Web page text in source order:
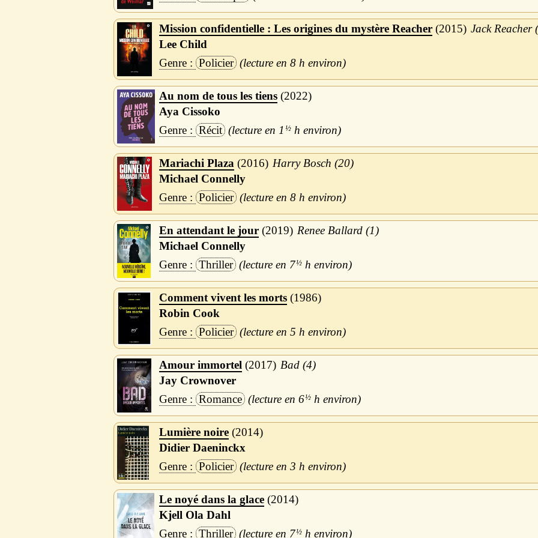
Mission confidentielle : Les origines du mystère Reacher 2015
Jack Reacher
Lee Child
Policier
8 h
Au nom de tous les tiens 2022
Aya Cissoko
Récit
1 ½h
Mariachi Plaza 2016
Harry Bosch (20)
Michael Connelly
Policier
8 h
En attendant le jour 2019
Renee Ballard (1)
Michael Connelly
Thriller
7½h
Comment vivent les morts 1986
Robin Cook
Policier
5 h
Amour immortel 2017
Bad (4)
Jay Crownover
Romance
6½h
Lumière noire 2014
Didier Daeninckx
Policier
3 h
Le noyé dans la glace 2014
Kjell Ola Dahl
Thriller
7½h